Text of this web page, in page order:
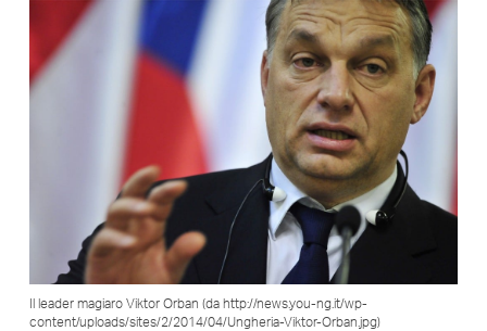
Il leader magiaro Viktor Orban (da http://news.you-ng.it/wp-
content/uploads/sites/2/2014/04/Ungheria-Viktor-Orban.jpg)